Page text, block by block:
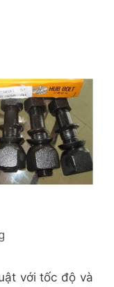
với tốc độ và